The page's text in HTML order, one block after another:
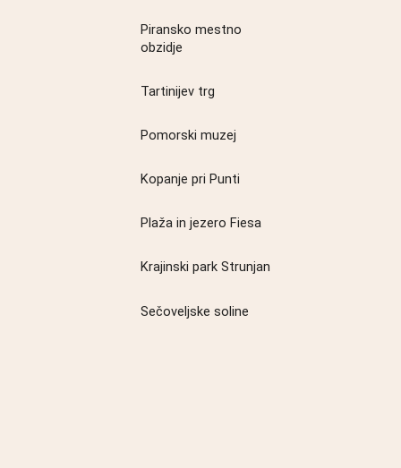
Piransko mestno
obzidje
Tartinijev trg
Pomorski muzej
Kopanje pri Punti
Plaža in jezero Fiesa
Krajinski park Strunjan
Sečoveljske soline